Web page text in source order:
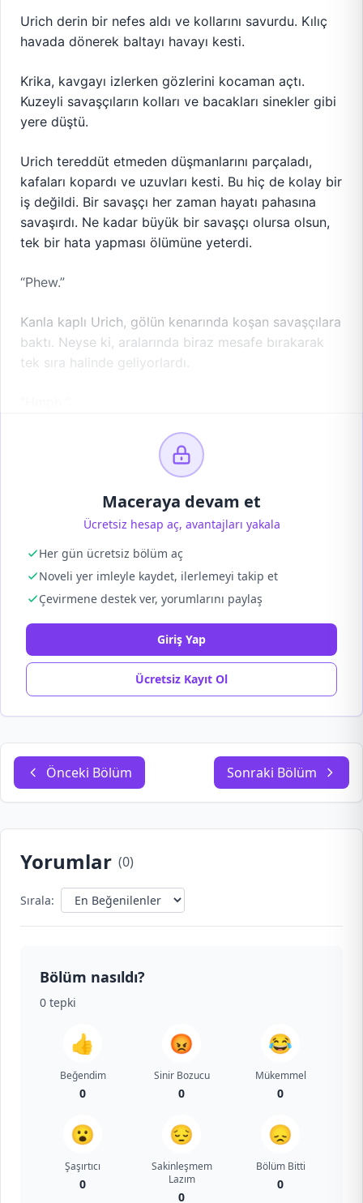
Urich derin bir nefes aldı ve kollarını savurdu. Kılıç
havada dönerek baltayı havayı kesti.
Krika, kavgayı izlerken gözlerini kocaman açtı.
Kuzeyli savaşçıların kolları ve bacakları sinekler gibi
yere düştü.
Urich tereddüt etmeden düşmanlarını parçaladı,
kafaları kopardı ve uzuvları kesti. Bu hiç de kolay bir
iş değildi. Bir savaşçı her zaman hayatı pahasına
savaşırdı. Ne kadar büyük bir savaşçı olursa olsun,
tek bir hata yapması ölümüne yeterdi.
“Phew.”
Kanla kaplı Urich, gölün kenarında koşan savaşçılara
baktı. Neyse ki, aralarında biraz mesafe bırakarak
tek sıra halinde geliyorlardı.
Maceraya devam et
Ücretsiz hesap aç, avantajları yakala
Her gün ücretsiz bölüm aç
Noveli yer imleyle kaydet, ilerlemeyi takip et
Çevirmene destek ver, yorumlarını paylaş
Giriş Yap
Ücretsiz Kayıt Ol
Önceki Bölüm Sonraki Bölüm
Yorumlar (0)
Sırala:
Bölüm nasıldı?
0 tepki
👍
Beğendim
0
😡
Sinir Bozucu
0
😂
Mükemmel
0
😮
Şaşırtıcı
0
😔
Sakinleşmem
Lazım
0
😞
Bölüm Bitti
0